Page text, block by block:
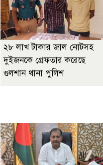
২৮ লাখ টাকার জাল নোটসহ
দুইজনকে গ্রেফতার করেছে
গুলশান থানা পুলিশ